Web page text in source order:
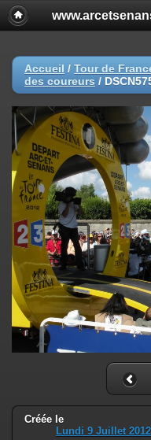
Accueil / Tour de
des coureurs /
Créée le
Lundi 9 Juillet 2012